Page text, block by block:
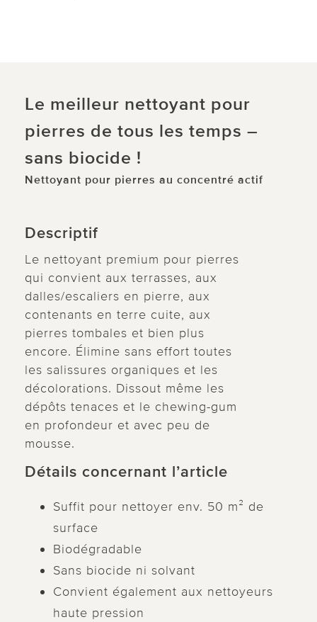
Le meilleur nettoyant pour
pierres de tous les temps –
sans biocide !
Nettoyant pour pierres au concentré actif
Descriptif
Le nettoyant premium pour pierres
qui convient aux terrasses, aux
dalles/escaliers en pierre, aux
contenants en terre cuite, aux
pierres tombales et bien plus
encore. Élimine sans effort toutes
les salissures organiques et les
décolorations. Dissout même les
dépôts tenaces et le chewing-gum
en profondeur et avec peu de
mousse.
Détails concernant l’article
Suffit pour nettoyer env. 50 m² de
surface
Biodégradable
Sans biocide ni solvant
Convient également aux nettoyeurs
haute pression